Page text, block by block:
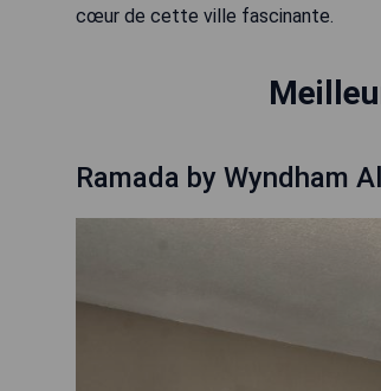
cœur de cette ville fascinante.
Ramada by Wyndham